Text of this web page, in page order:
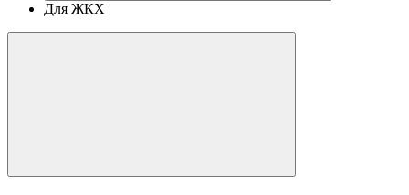
Для ЖКХ